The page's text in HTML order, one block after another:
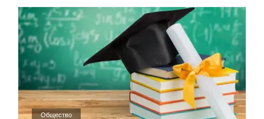
Общество